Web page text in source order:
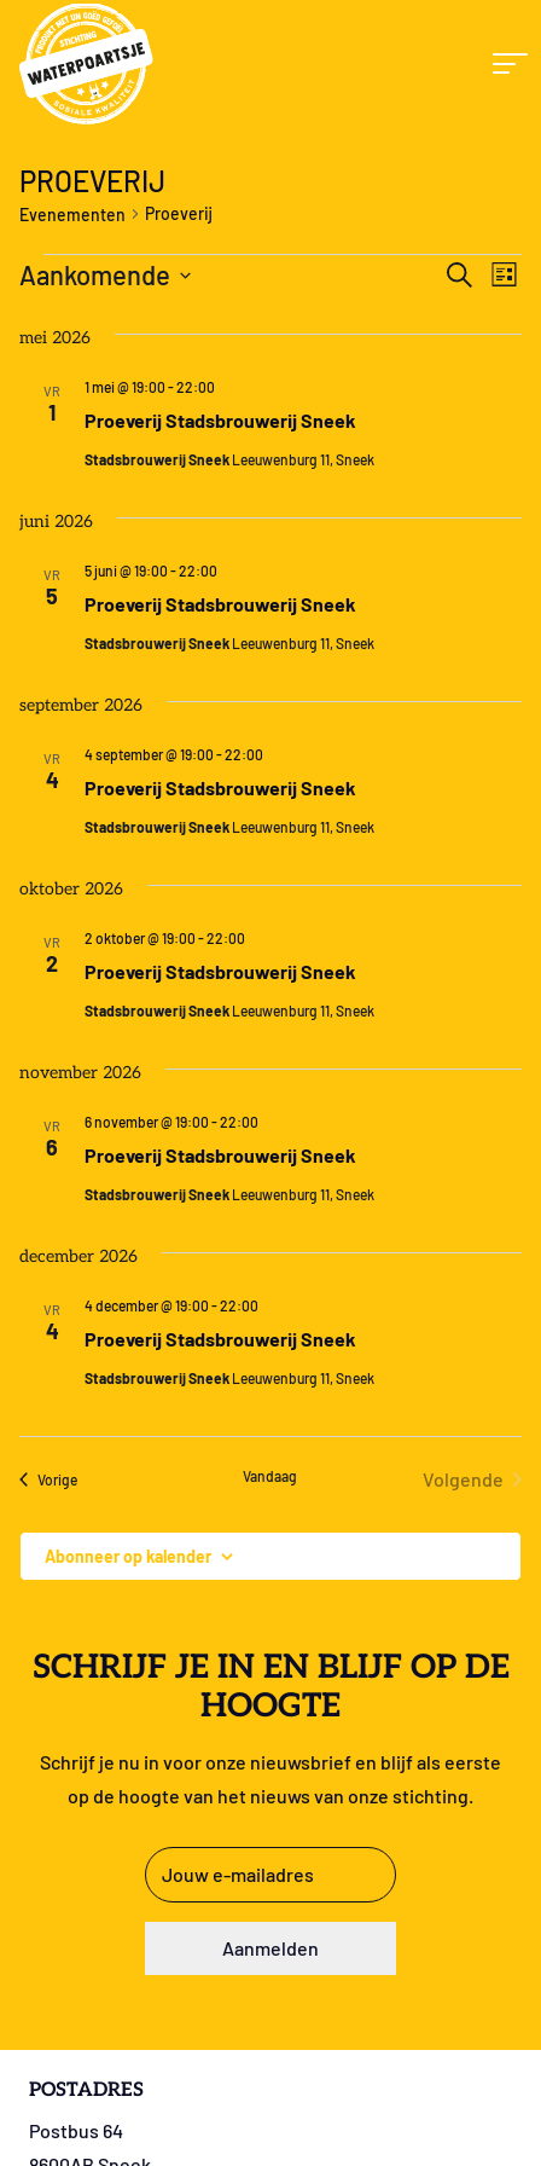
PROEVERIJ
Evenementen Proeverij
EVENEMENTEN
ZOEKEN
Zoeken
Lijst
Aankomende
een
mei 2026
VR
1 Proeverij Stadsbrouwerij Sneek
1 mei @ 19:00 -22:00
Stadsbrouwerij Sneek Leeuwenburg 11, Sneek
juni 2026
VR
5 Proeverij Stadsbrouwerij Sneek
5 juni @ 19:00 -22:00
Stadsbrouwerij Sneek Leeuwenburg 11, Sneek
september 2026
VR
4 Proeverij Stadsbrouwerij Sneek
4 september @ 19:00 -22:00
Stadsbrouwerij Sneek Leeuwenburg 11, Sneek
oktober 2026
VR
2 Proeverij Stadsbrouwerij Sneek
2 oktober @ 19:00 -22:00
Stadsbrouwerij Sneek Leeuwenburg 11, Sneek
november 2026
VR
6 Proeverij Stadsbrouwerij Sneek
6 november @ 19:00 -22:00
Stadsbrouwerij Sneek Leeuwenburg 11, Sneek
december 2026
VR
4 Proeverij Stadsbrouwerij Sneek
4 december @ 19:00 -22:00
Stadsbrouwerij Sneek Leeuwenburg 11, Sneek
VorigeEvenementen Vandaag
Volgende
Abonneer op kalender
SCHRIJF JE IN EN BLIJF OP DE
HOOGTE
Schrijf je nu in voor onze nieuwsbrief en blijf als eerste
op de hoogte van het nieuws van onze stichting.
E-
mailadres
(Vereist)
Aanmelden
POSTADRES
Postbus 64